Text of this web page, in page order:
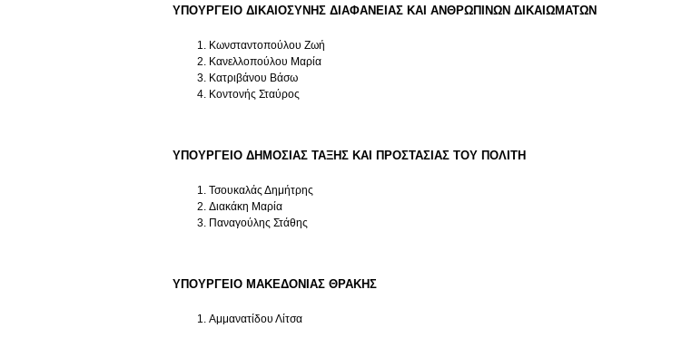
ΥΠΟΥΡΓΕΙΟ ΔΙΚΑΙΟΣΥΝΗΣ ΔΙΑΦΑΝΕΙΑΣ ΚΑΙ ΑΝΘΡΩΠΙΝΩΝ ΔΙΚΑΙΩΜΑΤΩΝ
Κωνσταντοπούλου Ζωή
Κανελλοπούλου Μαρία
Κατριβάνου Βάσω
Κοντονής Σταύρος
ΥΠΟΥΡΓΕΙΟ ΔΗΜΟΣΙΑΣ ΤΑΞΗΣ ΚΑΙ ΠΡΟΣΤΑΣΙΑΣ ΤΟΥ ΠΟΛΙΤΗ
Τσουκαλάς Δημήτρης
Διακάκη Μαρία
Παναγούλης Στάθης
ΥΠΟΥΡΓΕΙΟ ΜΑΚΕΔΟΝΙΑΣ ΘΡΑΚΗΣ
Αμμανατίδου Λίτσα